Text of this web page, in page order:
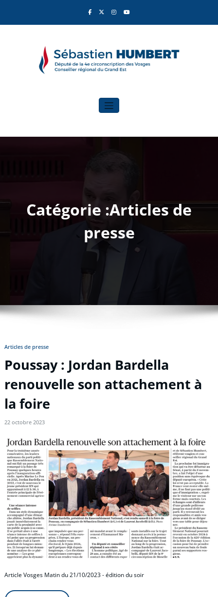
contenu
Sébastien Humbert
Catégorie :Articles de
presse
Articles de presse
Poussay : Jordan Bardella
renouvelle son attachement à
la foire
22 octobre 2023
Article Vosges Matin du 21/10/2023 - édition du soir